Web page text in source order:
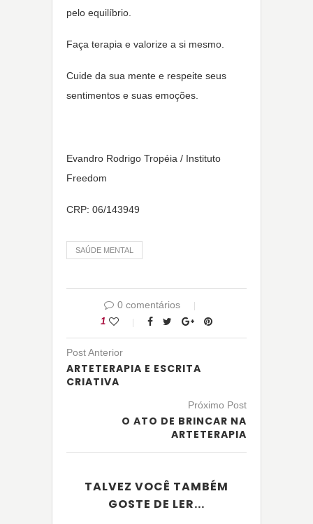
pelo equilíbrio.
Faça terapia e valorize a si mesmo.
Cuide da sua mente e respeite seus
sentimentos e suas emoções.
Evandro Rodrigo Tropéia / Instituto
Freedom
CRP: 06/143949
SAÚDE MENTAL
0 comentários
1
Post Anterior
ARTETERAPIA E ESCRITA
CRIATIVA
Próximo Post
O ATO DE BRINCAR NA
ARTETERAPIA
TALVEZ VOCÊ TAMBÉM
GOSTE DE LER...